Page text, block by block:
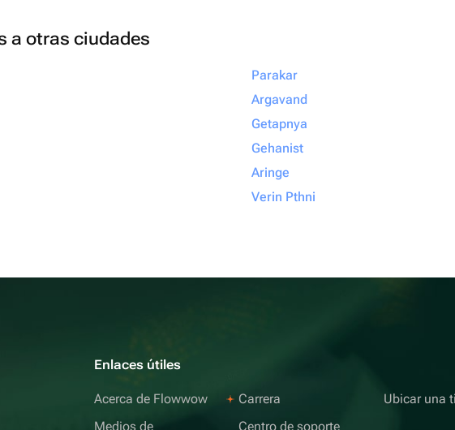
a otras ciudades
Parakar
Argavand
Getapnya
Gehanist
Aringe
Verin Pthni
Enlaces útiles
Acerca de Flowwow
Medios de
Carrera
Centro de soporte
Ubicar una